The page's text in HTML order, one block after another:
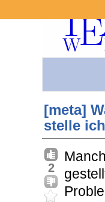
[meta]
stelle
2